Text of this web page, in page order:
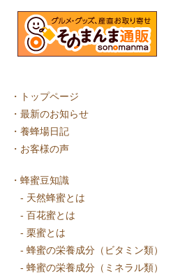
・
トップページ
・ 最新のお知らせ
・ 養蜂場日記
・ お客様の声
・ 蜂蜜豆知識
- 天然蜂蜜とは
- 百花蜜とは
- 栗蜜とは
- 蜂蜜の栄養成分（ビタミン類）
- 蜂蜜の栄養成分（ミネラル類）